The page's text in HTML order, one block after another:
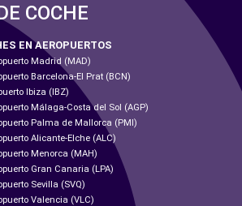
COCHE
EN AEROPUERTOS
Madrid (MAD)
Barcelona-El Prat (BCN)
Ibiza (IBZ)
Málaga-Costa del Sol (AGP)
Palma de Mallorca (PMI)
Alicante-Elche (ALC)
Menorca (MAH)
Gran Canaria (LPA)
Sevilla (SVQ)
Valencia (VLC)